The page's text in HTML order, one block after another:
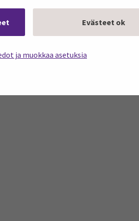
Evästeet ok
ja muokkaa asetuksia
että roolimalleilla on
kautta suhteessa